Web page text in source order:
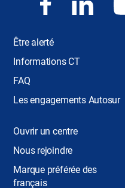
Être alerté
Informations CT
FAQ
Les engagements Autosur
Ouvrir un centre
Nous rejoindre
Marque préférée des
français